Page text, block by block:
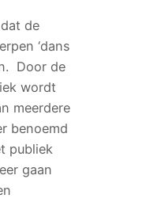
de
‘dans
Door de
wordt
meerdere
benoemd
publiek
gaan